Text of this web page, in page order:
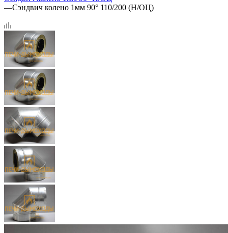
—Сэндвич колено 1мм 90° 110/200 (Н/ОЦ)